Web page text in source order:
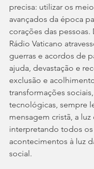
precisa: utilizar os
avançados da época
corações das pessoas.
Rádio Vaticano
guerras e acordos de
ajuda, devastação e
exclusão e
transformações
tecnológicas, sempre
mensagem cristã, a luz
interpretando todos os
acontecimentos à luz
social.